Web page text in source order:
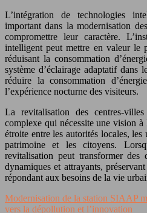
L’intégration de technologies
important dans la modernisation
compromettre leur caractère.
intelligent peut mettre en valeur le
réduisant la consommation
système d’éclairage adaptatif dans
réduire la consommation
l’expérience nocturne des visiteurs.
La revitalisation des centres-
complexe qui nécessite une vision
étroite entre les autorités locales, les
patrimoine et les citoyens.
revitalisation peut transformer des
dynamiques et attrayants,
répondant aux besoins de la vie
Modernisation de la station SIAAP
vers la dépollution et l’innovation